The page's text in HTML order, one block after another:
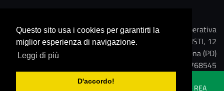
Questo sito usa i cookies per garantirti la
miglior esperienza di navigazione.
Leggi di più
D'accordo!
DEKAFERR Società Cooperativa
VIA CESARE BATTISTI, 12
35010 Limena (PD)
Tel: 049 768545
© 2018 Dekaferr Società Cooperativa P.IVA 00350220281 - REA